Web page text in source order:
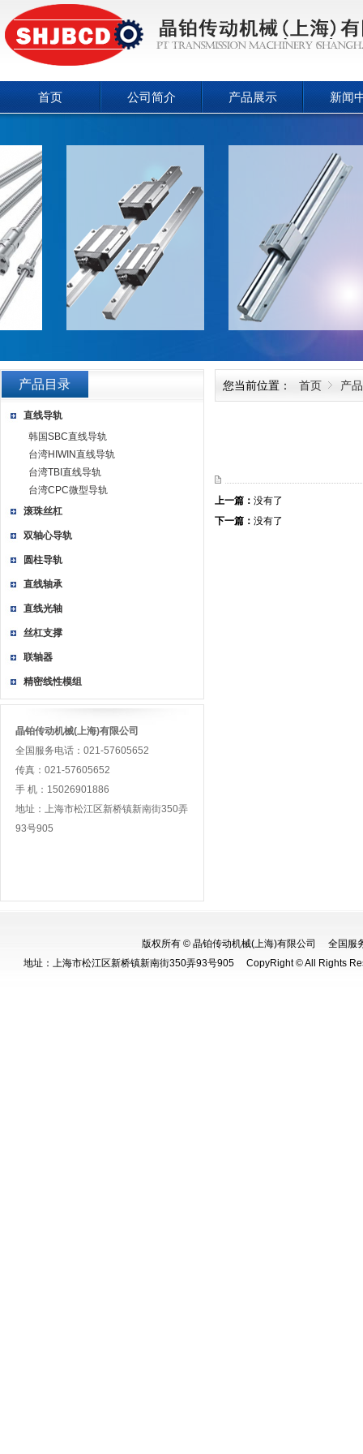
首页 公司简介 产品展示 新闻
产品目录
直线导轨
韩国SBC直线导轨
台湾HIWIN直线导轨
台湾TBI直线导轨
台湾CPC微型导轨
滚珠丝杠
双轴心导轨
圆柱导轨
直线轴承
直线光轴
丝杠支撑
联轴器
精密线性模组
晶铂传动机械(上海)有限公司
全国服务电话：021-57605652
传真：021-57605652
手 机：15026901886
地址：上海市松江区新桥镇新南街350弄
93号905
您当前位置： 首页 产
上一篇： 没有了
下一篇： 没有了
版权所有 © 晶铂传动机械(上海)有限公司 全国
地址：上海市松江区新桥镇新南街350弄93号905 CopyRight © All Rights